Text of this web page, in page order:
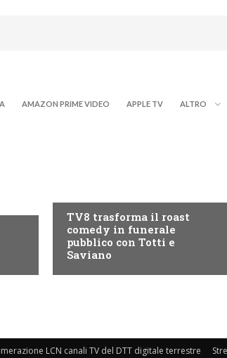
AMAZON PRIME VIDEO APPLE TV ALTRO
TV8 trasforma il roast
comedy in funerale
pubblico con Totti e
Saviano
LCN canali TV del DTT digitale terrestre